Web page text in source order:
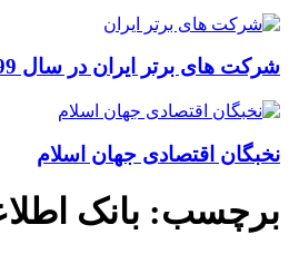
شرکت های برتر ایران در سال 1399
نخبگان اقتصادی جهان اسلام
برچسب: بانک